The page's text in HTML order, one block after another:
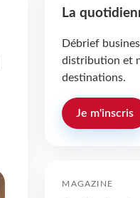
La
Débrief
distribution et
destinations.
Je m'inscris
MAGAZINE